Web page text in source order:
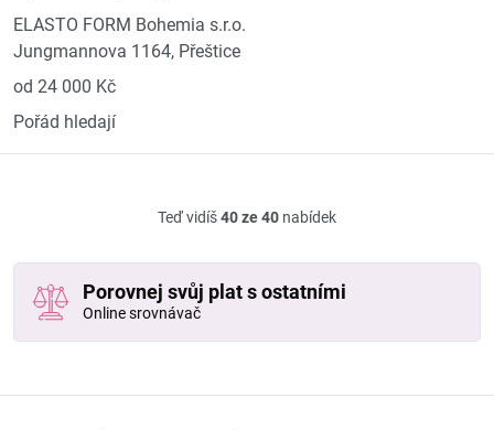
ELASTO FORM Bohemia s.r.o.
Jungmannova 1164, Přeštice
od 24 000 Kč
Pořád hledají
Teď vidíš40 ze 40 nabídek
Porovnej svůj plat s ostatními
Online srovnávač